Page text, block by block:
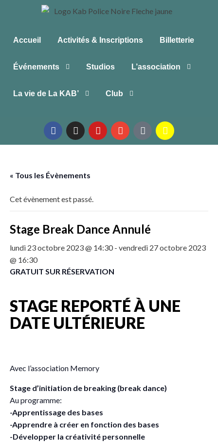
Accueil Activités & Inscriptions Billetterie
Événements Studios L’association
La vie de La KAB’ Club
« Tous les Évènements
Cet évènement est passé.
Stage Break Dance Annulé
lundi 23 octobre 2023 @ 14:30- vendredi 27 octobre 2023
@ 16:30
GRATUIT SUR RÉSERVATION
STAGE REPORTÉ À UNE
DATE ULTÉRIEURE
Avec l’association Memory
Stage d’initiation de breaking (break dance)
Au programme:
-Apprentissage des bases
-Apprendre à créer en fonction des bases
-Développer la créativité personnelle